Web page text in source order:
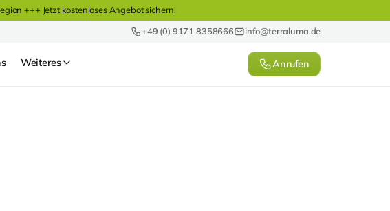
+++ Jetzt kostenloses Angebot sichern!
+49 (0) 9171 8358666 info@terraluma.de
Weiteres Anrufen